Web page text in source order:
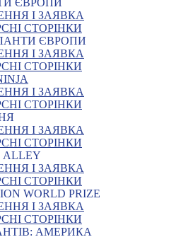
ЄВРОПИ
І ЗАЯВКА
СТОРІНКИ
ЄВРОПИ
І ЗАЯВКА
СТОРІНКИ
І ЗАЯВКА
СТОРІНКИ
І ЗАЯВКА
СТОРІНКИ
ALLEY
І ЗАЯВКА
СТОРІНКИ
WORLD PRIZE
І ЗАЯВКА
СТОРІНКИ
АМЕРИКА